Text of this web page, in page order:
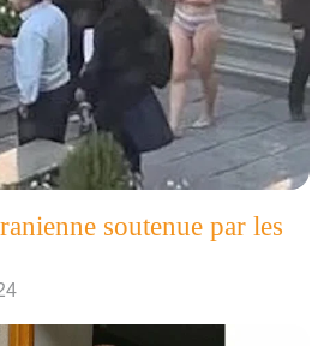
soutenue par les